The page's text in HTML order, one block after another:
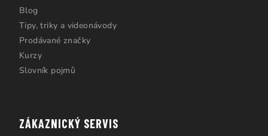
Blog
Tipy, triky a videonávody
Prodávané značky
Kurzy
Slovník pojmů
ZÁKAZNICKÝ SERVIS